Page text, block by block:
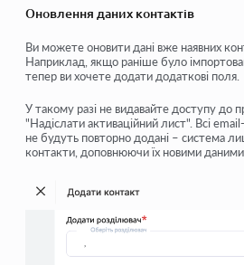
Оновлення даних контактів
Ви можете оновити дані вже наявних
Наприклад, якщо раніше було
тепер ви хочете додати додаткові поля.
У такому разі не видавайте доступу до
"Надіслати активаційний лист" . Всі
не будуть повторно додані – система
контакти, доповнюючи їх новими даними.